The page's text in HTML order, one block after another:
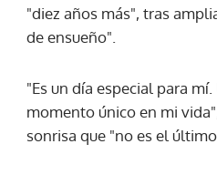
"diez años más", tras
de ensueño".
"Es un día especial para
momento único en mi
sonrisa que "no es el